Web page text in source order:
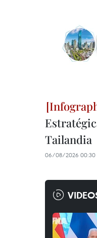
Tailandia
06/08/2026 00:30